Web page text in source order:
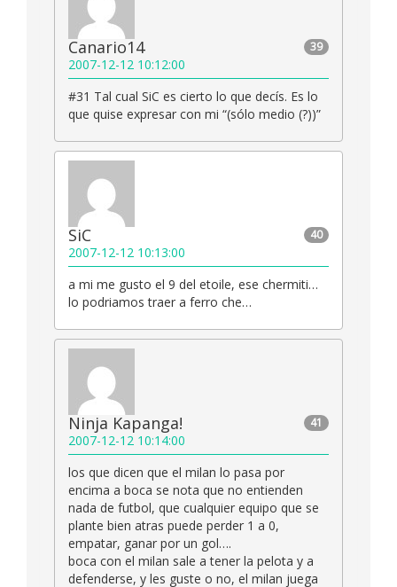
39
Canario14
2007-12-12 10:12:00
#31 Tal cual SiC es cierto lo que decís. Es lo
que quise expresar con mi “(sólo medio (?))”
40
SiC
2007-12-12 10:13:00
a mi me gusto el 9 del etoile, ese chermiti…
lo podriamos traer a ferro che…
41
Ninja Kapanga!
2007-12-12 10:14:00
los que dicen que el milan lo pasa por
encima a boca se nota que no entienden
nada de futbol, que cualquier equipo que se
plante bien atras puede perder 1 a 0,
empatar, ganar por un gol….
boca con el milan sale a tener la pelota y a
defenderse, y les guste o no, el milan juega